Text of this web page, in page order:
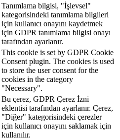
Tanımlama bilgisi, "İşlevsel"
kategorisindeki tanımlama bilgileri
için kullanıcı onayını kaydetmek
için GDPR tanımlama bilgisi onayı
tarafından ayarlanır.
This cookie is set by GDPR Cookie
Consent plugin. The cookies is used
to store the user consent for the
cookies in the category
"Necessary".
Bu çerez, GDPR Çerez İzni
eklentisi tarafından ayarlanır. Çerez,
"Diğer" kategorisindeki çerezler
için kullanıcı onayını saklamak için
kullanılır.